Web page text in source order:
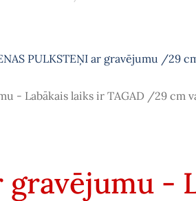
PULKSTEŅI ar gravējumu /29
- Labākais laiks ir TAGAD /29 cm
-